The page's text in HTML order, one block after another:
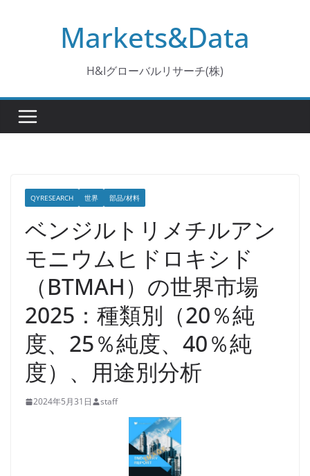
Markets&Data
H&Iグローバルリサーチ(株)
QYRESEARCH 世界 部品/材料
ベンジルトリメチルアン
モニウムヒドロキシド
（BTMAH）の世界市場
2025：種類別（20％純
度、25％純度、40％純
度）、用途別分析
2024年5月31日 staff